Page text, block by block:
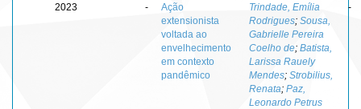
2023 -
Ação
extensionista
voltada ao
envelhecimento
em contexto
pandêmico
Trindade, Emília
Rodrigues; Sousa,
Gabrielle Pereira
Coelho de; Batista,
Larissa Rauely
Mendes; Strobilius,
Renata; Paz,
Leonardo Petrus
-